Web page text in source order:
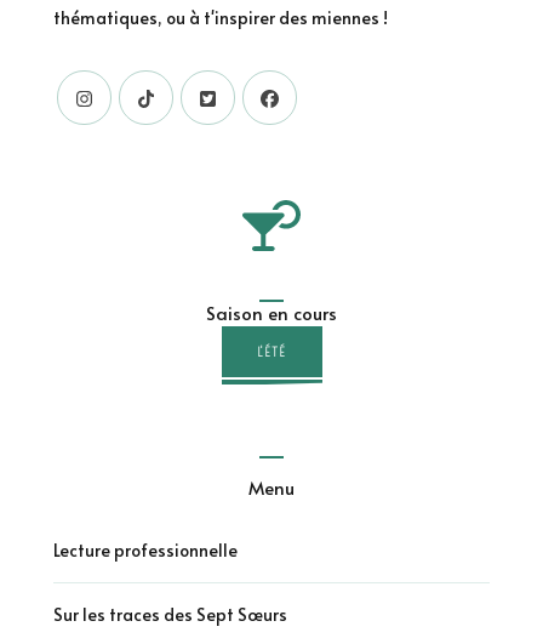
thématiques, ou à t'inspirer des miennes !
Saison en cours
L'ÉTÉ
Menu
Lecture professionnelle
Sur les traces des Sept Sœurs